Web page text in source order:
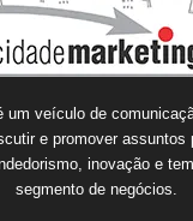
um veículo de
e promover assuntos
inovação e
segmento de negócios.